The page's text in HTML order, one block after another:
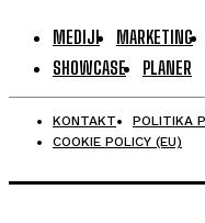
MEDIJI MARKETING
SHOWCASE
PLANER
KONTAKT POLITIKA
COOKIE POLICY (EU)